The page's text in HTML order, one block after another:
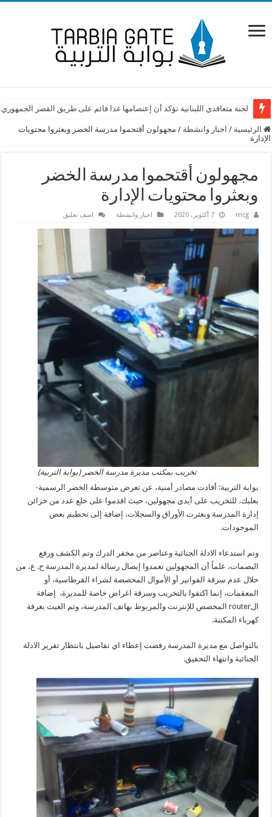
لجنة متعاقدي اللبنانية تؤكد أن إعتصامها غدا قائم على طريق القصر الجمهوري
الرئيسية / اخبار وانشطة / مجهولون أقتحموا مدرسة الخضر وبعثروا محتويات
الإدارة
مجهولون أقتحموا مدرسة الخضر
وبعثروا محتويات الإدارة
mcg 7 أكتوبر، 2020 اخبار وانشطة اضف تعليق
تخريب بمكتب مديرة مدرسة الخضر (بوابة التربية)
بوابة التربية: أفادت مصادر أمنية، عن تعرض متوسطة الخضر الرسمية-
بعلبك، للتخريب على أيدي مجهولين، حيث اقدموا على خلع عدد من خزائن
إدارة المدرسة وبعثرت الأوراق والسجلات، إضافة إلى تحطيم بعض
الموجودات.
وتم استدعاء الادلة الجنائية وعناصر من مخفر الدرك وتم الكشف ورفع
البصمات، علماً أن المجهولين تعمدوا إيصال رسالة لمديرة المدرسة ح. ع، من
خلال عدم سرقة الفواتير أو الأموال المخصصة لشراء القرطاسية، أو
المعقمات، إنما اكتفوا بالتخريب وسرقة اغراض خاصة للمديرة، إضافة
الrouter المخصص للإنترنت والمربوط بهاتف المدرسة، وتم العبث بغرفة
كهرباء المكننة.
بالتواصل مع مديرة المدرسة رفضت إعطاء اي تفاصيل بانتظار تقرير الادلة
الجنائية وانتهاء التحقيق.